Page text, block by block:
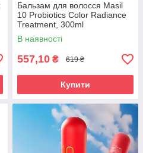
Бальзам для волосся Masil
10 Probiotics Color Radiance
Treatment, 300ml
В наявності
557,10 ₴ 619 ₴
Купити